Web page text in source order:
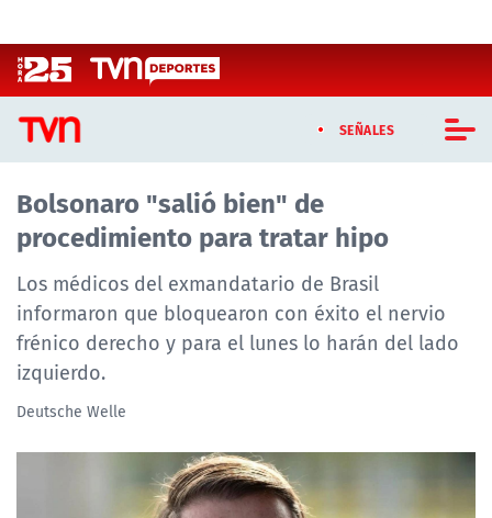
SEÑALES
CASTING MASTERCHEF CHILE
CASTING TVN VERTICAL
TVN VERTICAL
TVN PLAY
PROGRAMAS
Bolsonaro "salió bien" de
procedimiento para tratar hipo
Los médicos del exmandatario de Brasil
informaron que bloquearon con éxito el nervio
frénico derecho y para el lunes lo harán del lado
izquierdo.
Deutsche Welle